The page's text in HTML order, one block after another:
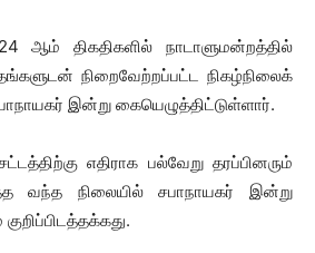
ஆம் திகதிகளில் நாடாளுமன்றத்தில்
நிறைவேற்றப்பட்ட நிகழ்நிலைக்
இன்று கையெழுத்திட்டுள்ளார்.
எதிராக பல்வேறு தரப்பினரும்
வந்த நிலையில் சபாநாயகர் இன்று